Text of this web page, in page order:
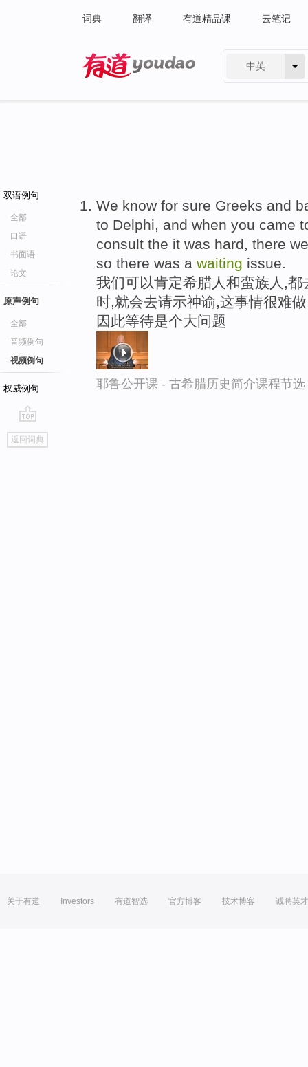
词典 翻译 有道精品课 云笔记
中英
双语例句
全部
口语
书面语
论文
原声例句
全部
音频例句
视频例句
权威例句
go
top
返回词典
We know for sure Greeks and
to Delphi, and when you came
consult the it was hard, there
so there was a waiting issue.
我们可以肯定希腊人和蛮族人,
时,就会去请示神谕,这事情很难
因此等待是个大问题
耶鲁公开课 - 古希腊历史简介课程节选
关于有道 Investors 有道智选 官方博客 技术博客 诚聘英才